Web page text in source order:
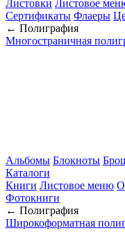
Листовки Листовое
Сертификаты Флаеры
← Полиграфия
Многостраничная
Альбомы Блокноты
Каталоги
Книги Листовое меню
Фотокниги
← Полиграфия
Широкоформатная